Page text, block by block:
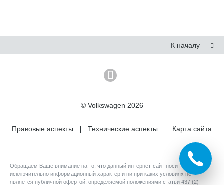
К началу
© Volkswagen 2026
Правовые аспекты Технические аспекты Карта сайта
Обращаем Ваше внимание на то, что данный интернет-сайт носит
исключительно информационный характер и ни при каких условиях не
является публичной офертой, определяемой положениями статьи 437 (2)